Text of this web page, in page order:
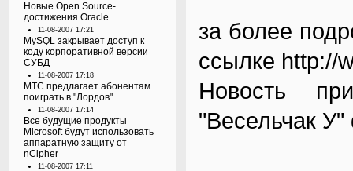
Новые Open Source-
достижения Oracle
11-08-2007 17:21
MySQL закрывает доступ к
коду корпоративной версии
СУБД
11-08-2007 17:18
МТС предлагает абонентам
поиграть в "Лордов"
11-08-2007 17:14
Все будущие продукты
Microsoft будут использовать
аппаратную защиту от
nCipher
11-08-2007 17:11
за более
ссылке http://
Новость
"Весельчак У"